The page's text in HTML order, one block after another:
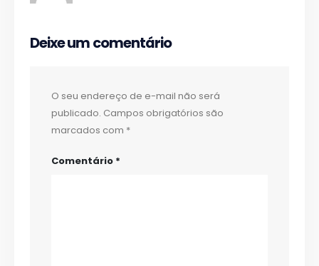
Deixe um comentário
O seu endereço de e-mail não será
publicado. Campos obrigatórios são
marcados com *
Comentário *